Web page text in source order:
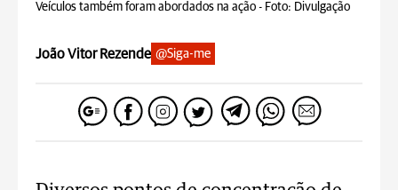
Veículos também foram abordados na ação - Foto: Divulgação
João Vitor Rezende @Siga-me